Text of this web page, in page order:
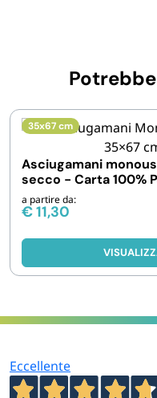
35x67 cm
Asciugamani
secco - Carta 100%
a partire da:
€11,30
Eccellente